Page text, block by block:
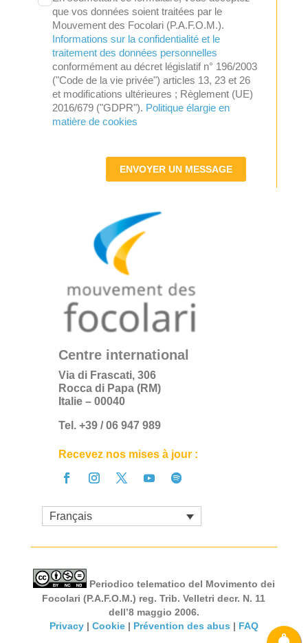
que vos données soient traitées par le
Mouvement des Focolari (P.A.F.O.M.).
Informations sur la confidentialité et le
traitement des données personnelles
conformément au décret législatif n° 196/2003
("Code de la vie privée") articles 13, 23 et 26
et modifications ultérieures ; Règlement (UE)
2016/679 ("GDPR"). Politique élargie en
matière de cookies
ENVOYER UN MESSAGE
Centre international
Via di Frascati, 306
Rocca di Papa (RM)
Italie – 00040
Tel. +39 / 06 947 989
Recevez nos mises à jour :
Français
Periodico telematico del Movimento dei
Focolari (P.A.F.O.M.) reg. Trib. Velletri decr. N. 11
dell’8 maggio 2006.
Privacy| Cookie| Prévention des abus | FAQ